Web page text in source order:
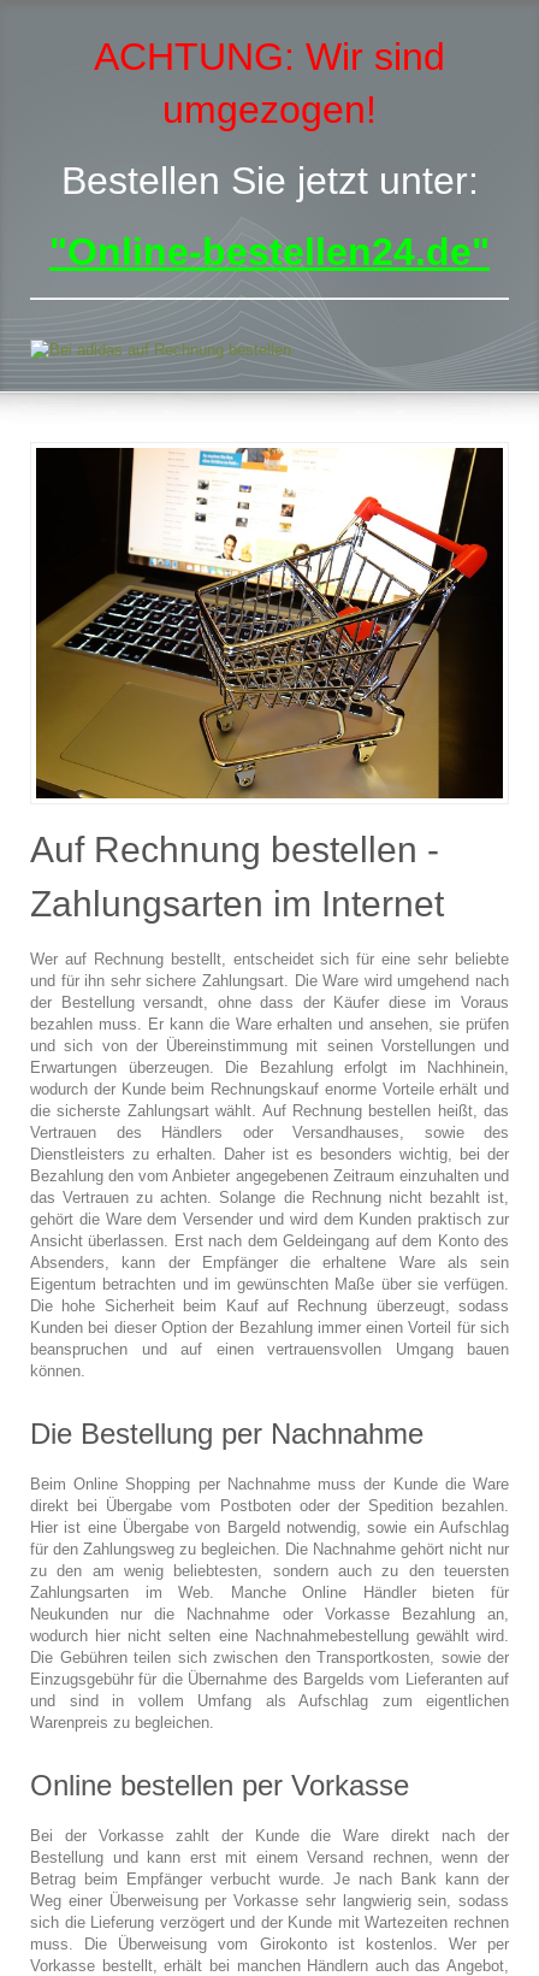
ACHTUNG: Wir sind
umgezogen!
Bestellen Sie jetzt unter:
"Online-bestellen24.de"
Auf Rechnung bestellen -
Zahlungsarten im Internet
Wer auf Rechnung bestellt, entscheidet sich für eine sehr beliebte
und für ihn sehr sichere Zahlungsart. Die Ware wird umgehend nach
der Bestellung versandt, ohne dass der Käufer diese im Voraus
bezahlen muss. Er kann die Ware erhalten und ansehen, sie prüfen
und sich von der Übereinstimmung mit seinen Vorstellungen und
Erwartungen überzeugen. Die Bezahlung erfolgt im Nachhinein,
wodurch der Kunde beim Rechnungskauf enorme Vorteile erhält und
die sicherste Zahlungsart wählt. Auf Rechnung bestellen heißt, das
Vertrauen des Händlers oder Versandhauses, sowie des
Dienstleisters zu erhalten. Daher ist es besonders wichtig, bei der
Bezahlung den vom Anbieter angegebenen Zeitraum einzuhalten und
das Vertrauen zu achten. Solange die Rechnung nicht bezahlt ist,
gehört die Ware dem Versender und wird dem Kunden praktisch zur
Ansicht überlassen. Erst nach dem Geldeingang auf dem Konto des
Absenders, kann der Empfänger die erhaltene Ware als sein
Eigentum betrachten und im gewünschten Maße über sie verfügen.
Die hohe Sicherheit beim Kauf auf Rechnung überzeugt, sodass
Kunden bei dieser Option der Bezahlung immer einen Vorteil für sich
beanspruchen und auf einen vertrauensvollen Umgang bauen
können.
Die Bestellung per Nachnahme
Beim Online Shopping per Nachnahme muss der Kunde die Ware
direkt bei Übergabe vom Postboten oder der Spedition bezahlen.
Hier ist eine Übergabe von Bargeld notwendig, sowie ein Aufschlag
für den Zahlungsweg zu begleichen. Die Nachnahme gehört nicht nur
zu den am wenig beliebtesten, sondern auch zu den teuersten
Zahlungsarten im Web. Manche Online Händler bieten für
Neukunden nur die Nachnahme oder Vorkasse Bezahlung an,
wodurch hier nicht selten eine Nachnahmebestellung gewählt wird.
Die Gebühren teilen sich zwischen den Transportkosten, sowie der
Einzugsgebühr für die Übernahme des Bargelds vom Lieferanten auf
und sind in vollem Umfang als Aufschlag zum eigentlichen
Warenpreis zu begleichen.
Online bestellen per Vorkasse
Bei der Vorkasse zahlt der Kunde die Ware direkt nach der
Bestellung und kann erst mit einem Versand rechnen, wenn der
Betrag beim Empfänger verbucht wurde. Je nach Bank kann der
Weg einer Überweisung per Vorkasse sehr langwierig sein, sodass
sich die Lieferung verzögert und der Kunde mit Wartezeiten rechnen
muss. Die Überweisung vom Girokonto ist kostenlos. Wer per
Vorkasse bestellt, erhält bei manchen Händlern auch das Angebot,